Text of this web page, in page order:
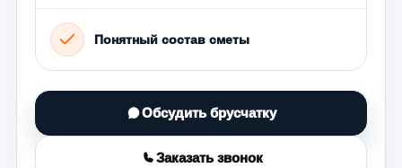
Понятный состав сметы
Обсудить брусчатку
Заказать звонок